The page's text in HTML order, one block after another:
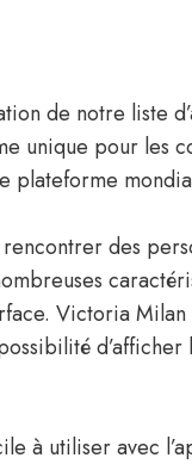
de notre liste
unique pour les
plateforme
des
Victoria
à utiliser avec